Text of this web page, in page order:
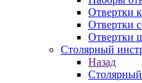
Отвертки
Отвертки
Отвертки
Столярный
Назад